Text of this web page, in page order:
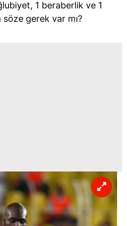
1 beraberlik ve 1
söze gerek var mı?